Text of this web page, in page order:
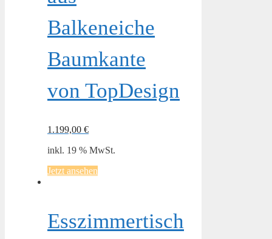
Balkeneiche
Baumkante
von TopDesign
1.199,00 €
inkl. 19 % MwSt.
Jetzt ansehen
Esszimmertisch